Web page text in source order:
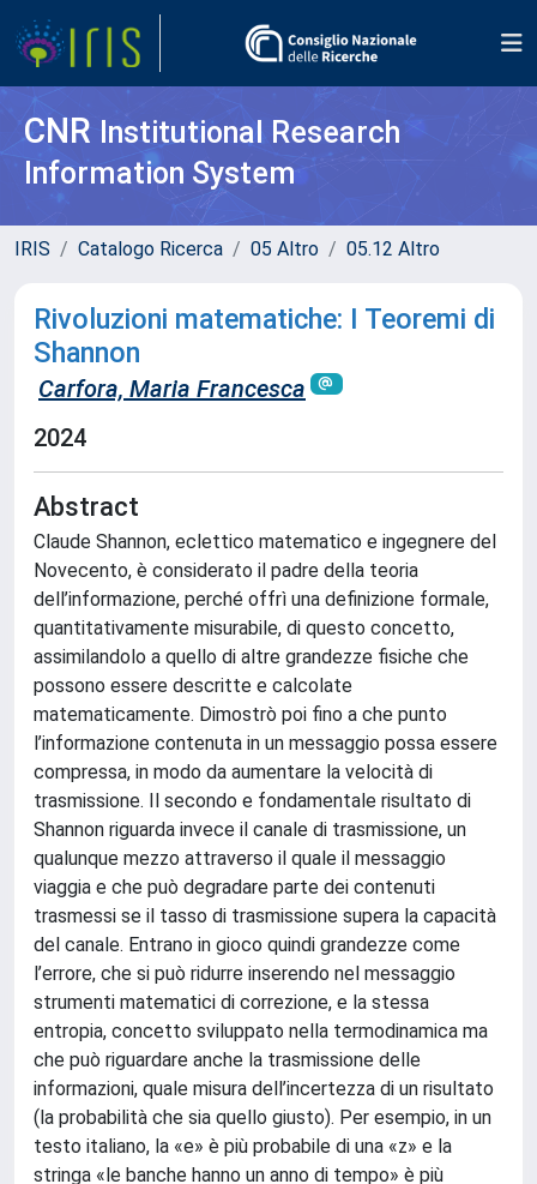
CNR Institutional Research
Information System
IRIS Catalogo Ricerca 05 Altro 05.12 Altro
Rivoluzioni matematiche: I Teoremi di
Shannon
Carfora, Maria Francesca
2024
Abstract
Claude Shannon, eclettico matematico e ingegnere del
Novecento, è considerato il padre della teoria
dell’informazione, perché offrì una definizione formale,
quantitativamente misurabile, di questo concetto,
assimilandolo a quello di altre grandezze fisiche che
possono essere descritte e calcolate
matematicamente. Dimostrò poi fino a che punto
l’informazione contenuta in un messaggio possa essere
compressa, in modo da aumentare la velocità di
trasmissione. Il secondo e fondamentale risultato di
Shannon riguarda invece il canale di trasmissione, un
qualunque mezzo attraverso il quale il messaggio
viaggia e che può degradare parte dei contenuti
trasmessi se il tasso di trasmissione supera la capacità
del canale. Entrano in gioco quindi grandezze come
l’errore, che si può ridurre inserendo nel messaggio
strumenti matematici di correzione, e la stessa
entropia, concetto sviluppato nella termodinamica ma
che può riguardare anche la trasmissione delle
informazioni, quale misura dell’incertezza di un risultato
(la probabilità che sia quello giusto). Per esempio, in un
testo italiano, la «e» è più probabile di una «z» e la
stringa «le banche hanno un anno di tempo» è più